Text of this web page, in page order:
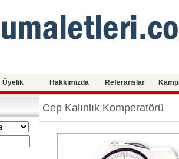
Üyelik Hakkimizda Referanslar
Cep Kalınlık Komperatörü